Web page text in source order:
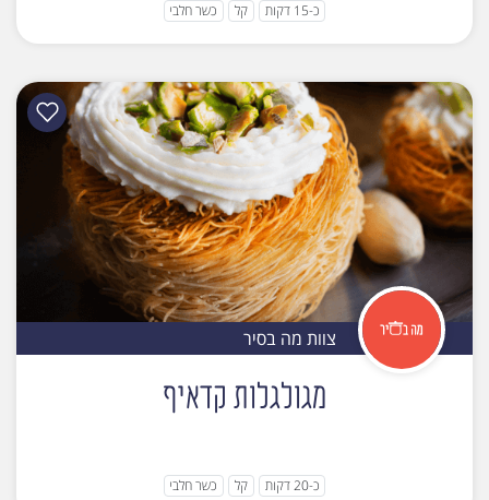
כ-15 דקות קל כשר חלבי
צוות מה בסיר
מגולגלות קדאיף
כ-20 דקות קל כשר חלבי